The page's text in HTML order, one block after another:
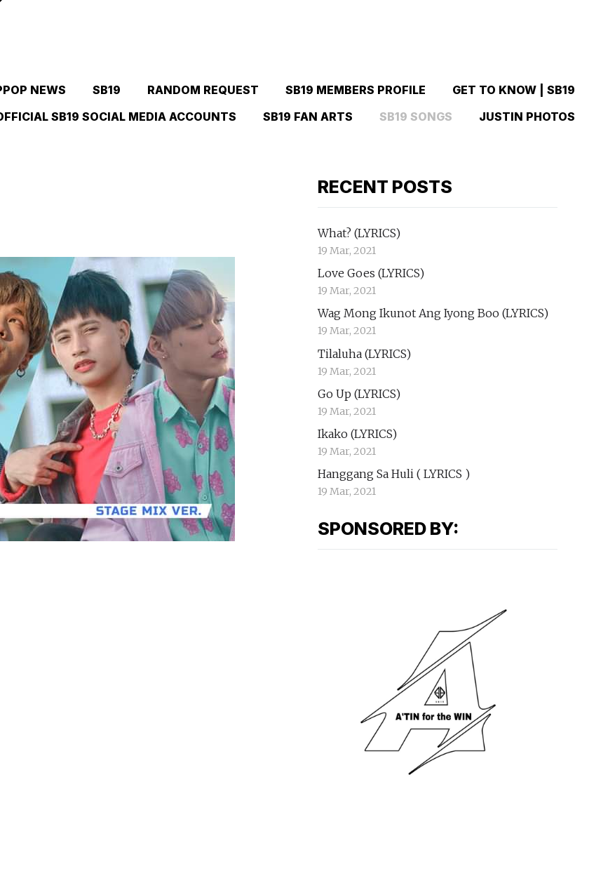
NEWS SB19 RANDOM REQUEST SB19 MEMBERS PROFILE
GET TO KNOW | SB19
SB19 SOCIAL MEDIA ACCOUNTS
SB19 FAN ARTS SB19 SONGS JUSTIN PHOTOS
RECENT POSTS
What? (LYRICS)
19 Mar, 2021
Love Goes (LYRICS)
19 Mar, 2021
Wag Mong Ikunot Ang Iyong Boo (LYRICS)
19 Mar, 2021
Tilaluha (LYRICS)
19 Mar, 2021
Go Up (LYRICS)
19 Mar, 2021
Ikako (LYRICS)
19 Mar, 2021
Hanggang Sa Huli ( LYRICS )
19 Mar, 2021
SPONSORED BY: